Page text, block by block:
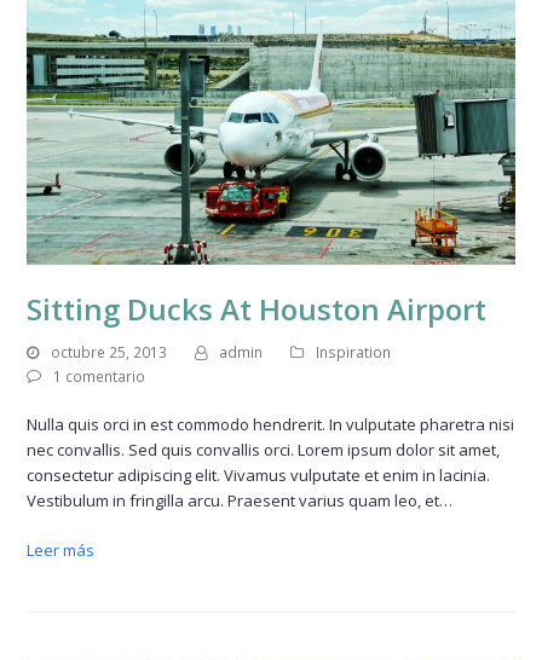
Sitting Ducks At Houston Airport
octubre 25, 2013 admin
Inspiration
1 comentario
Nulla quis orci in est commodo hendrerit. In vulputate pharetra nisi
nec convallis. Sed quis convallis orci. Lorem ipsum dolor sit amet,
consectetur adipiscing elit. Vivamus vulputate et enim in lacinia.
Vestibulum in fringilla arcu. Praesent varius quam leo, et…
Leer más